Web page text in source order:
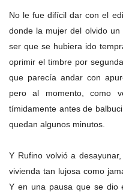
No le fue difícil dar con el
donde la mujer del olvido
ser que se hubiera ido
oprimir el timbre por
que parecía andar con
pero al momento, como
tímidamente antes de
quedan algunos minutos.
Y Rufino volvió a
vivienda tan lujosa como
Y en una pausa que se dio